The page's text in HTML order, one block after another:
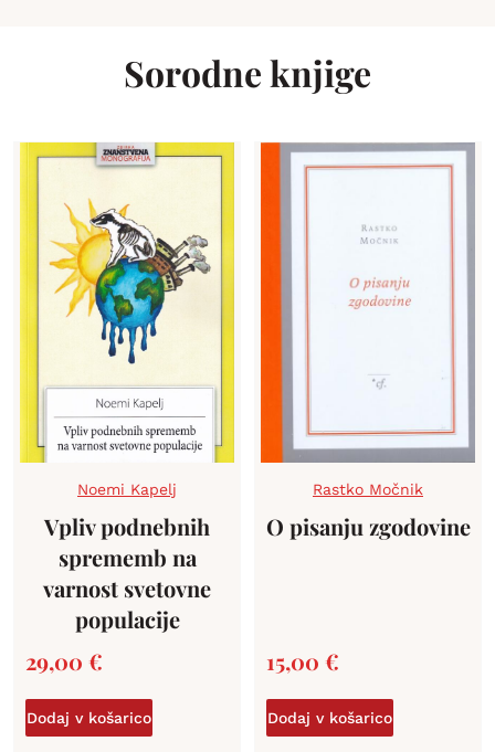
Sorodne knjige
Noemi Kapelj
Vpliv podnebnih
sprememb na
varnost svetovne
populacije
29,00 €
Dodaj v košarico
Rastko Močnik
O pisanju zgodovine
15,00 €
Dodaj v košarico